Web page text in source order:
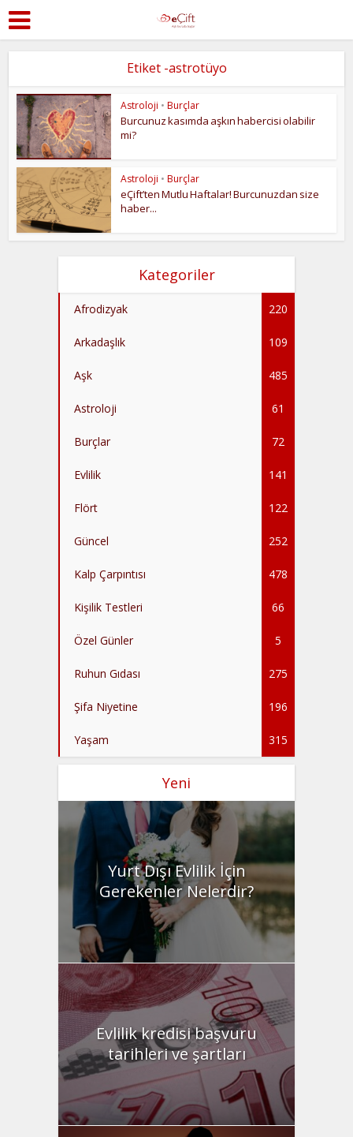
Etiket -astrotüyo
Astroloji • Burçlar
Burcunuz kasımda aşkın habercisi olabilir
mi?
Astroloji • Burçlar
eÇift’ten Mutlu Haftalar! Burcunuzdan size
haber...
Kategoriler
Afrodizyak 220
Arkadaşlık 109
Aşk 485
Astroloji 61
Burçlar 72
Evlilik 141
Flört 122
Güncel 252
Kalp Çarpıntısı 478
Kişilik Testleri 66
Özel Günler 5
Ruhun Gıdası 275
Şifa Niyetine 196
Yaşam 315
Yeni
Yurt Dışı Evlilik İçin
Gerekenler Nelerdir?
Evlilik kredisi başvuru
tarihleri ve şartları